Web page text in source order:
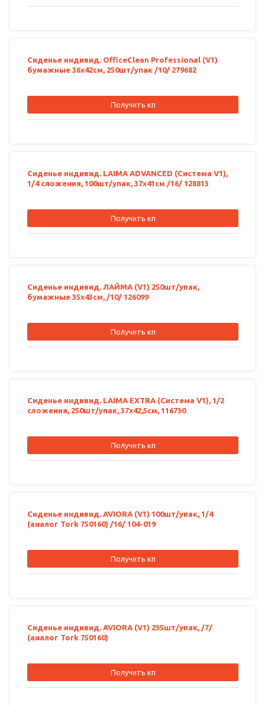
Сиденье индивид. OfficeClean Professional (V1)
бумажные 36х42см, 250шт/упак /10/ 279682
Получить кп
Сиденье индивид. LAIMA ADVANCED (Система V1),
1/4 сложения, 100шт/упак, 37х41см /16/ 128813
Получить кп
Сиденье индивид. ЛАЙМА (V1) 250шт/упак,
бумажные 35х43см, /10/ 126099
Получить кп
Сиденье индивид. LAIMA EXTRA (Система V1), 1/2
сложения, 250шт/упак, 37х42,5см, 116730
Получить кп
Сиденье индивид. AVIORA (V1) 100шт/упак, 1/4
(аналог Tork 750160) /16/ 104-019
Получить кп
Сиденье индивид. AVIORA (V1) 235шт/упак, /7/
(аналог Tork 750160)
Получить кп